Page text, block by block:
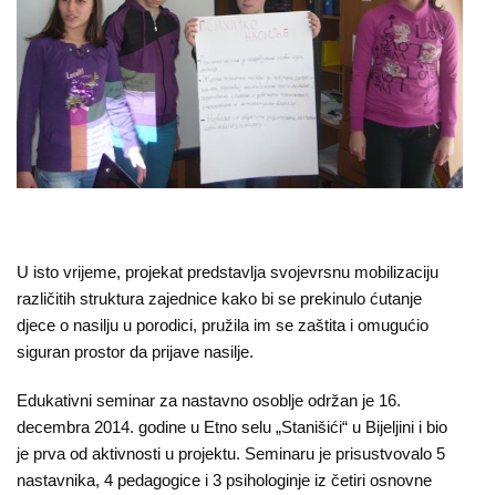
Mir
sa
ženskim
licem
Sigurna
Pravna
pomoć
Antitrafiking
Kampanje
Dokumenti
U isto vrijeme, projekat predstavlja svojevrsnu mobilizaciju
različitih struktura zajednice kako bi se prekinulo ćutanje
djece o nasilju u porodici, pružila im se zaštita i omugućio
siguran prostor da prijave nasilje.
Edukativni seminar za nastavno osoblje održan je 16.
decembra 2014. godine u Etno selu „Stanišići“ u Bijeljini i bio
je prva od aktivnosti u projektu. Seminaru je prisustvovalo 5
nastavnika, 4 pedagogice i 3 psihologinje iz četiri osnovne